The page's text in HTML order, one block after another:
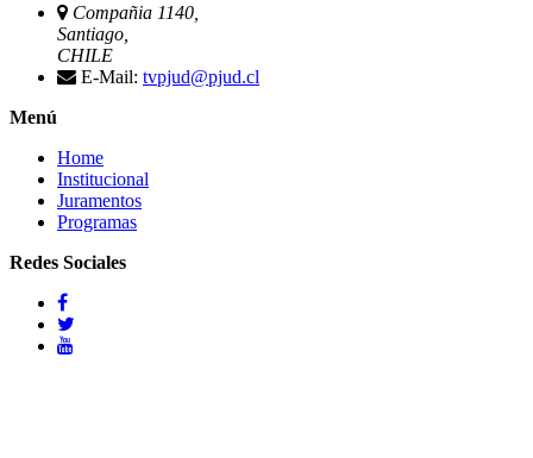
Compañia 1140,
Santiago,
CHILE
E-Mail: tvpjud@pjud.cl
Menú
Home
Institucional
Juramentos
Programas
Redes Sociales